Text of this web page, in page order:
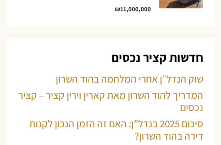
₪11,000,000
חדשות קציר נכסים
שוק הנדל״ן אחרי המלחמה בהוד השרון
המדריך להוד השרון מאת קארין וירין קציר – קציר
נכסים
סיכום 2025 בנדל”ן: האם זה הזמן הנכון לקנות
דירה בהוד השרון?